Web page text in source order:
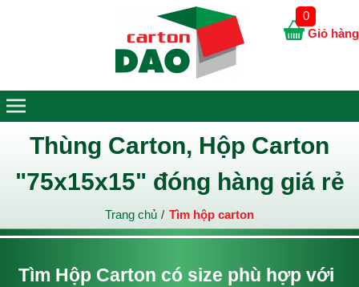
Thùng Carton, Hộp Carton
"75x15x15" đóng hàng giá rẻ
Trang chủ Tìm hộp carton
Tìm Hộp Carton có size phù hợp với
Giỏ hàng
0